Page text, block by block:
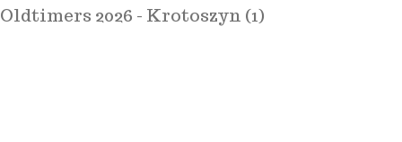
Oldtimers 2026 - Krotoszyn (1)